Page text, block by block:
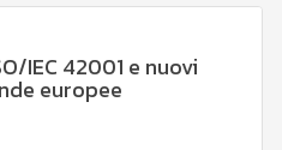
IEC 42001 e nuovi
europee